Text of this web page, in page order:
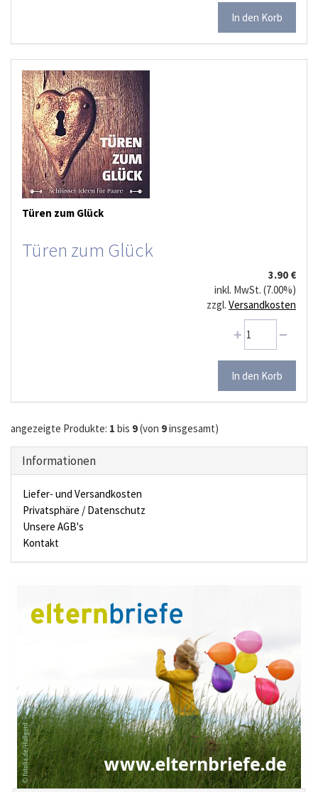
Türen zum Glück
Türen zum Glück
3.90 €
inkl. MwSt. (7.00%)
zzgl. Versandkosten
angezeigte Produkte: 1 bis 9(von 9insgesamt)
Informationen
Liefer- und Versandkosten
Privatsphäre / Datenschutz
Unsere AGB's
Kontakt